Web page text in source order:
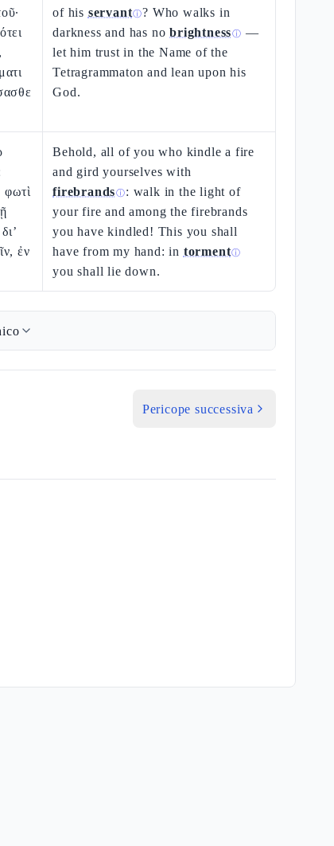
of his servantⓘ? Who walks in
darkness and has nobrightnessⓘ —
let him trust in the Name of the
Tetragrammaton and lean upon his
God.
ἐν
Behold, all of you who kindle a fire
and gird yourselves with
firebrandsⓘ: walk in the light of
your fire and among the firebrands
you have kindled! This you shall
have from my hand: in tormentⓘ
you shall lie down.
Pericope successiva